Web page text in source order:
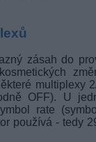
zásah do
multiplexy
OFF). U
rate
používá - tedy